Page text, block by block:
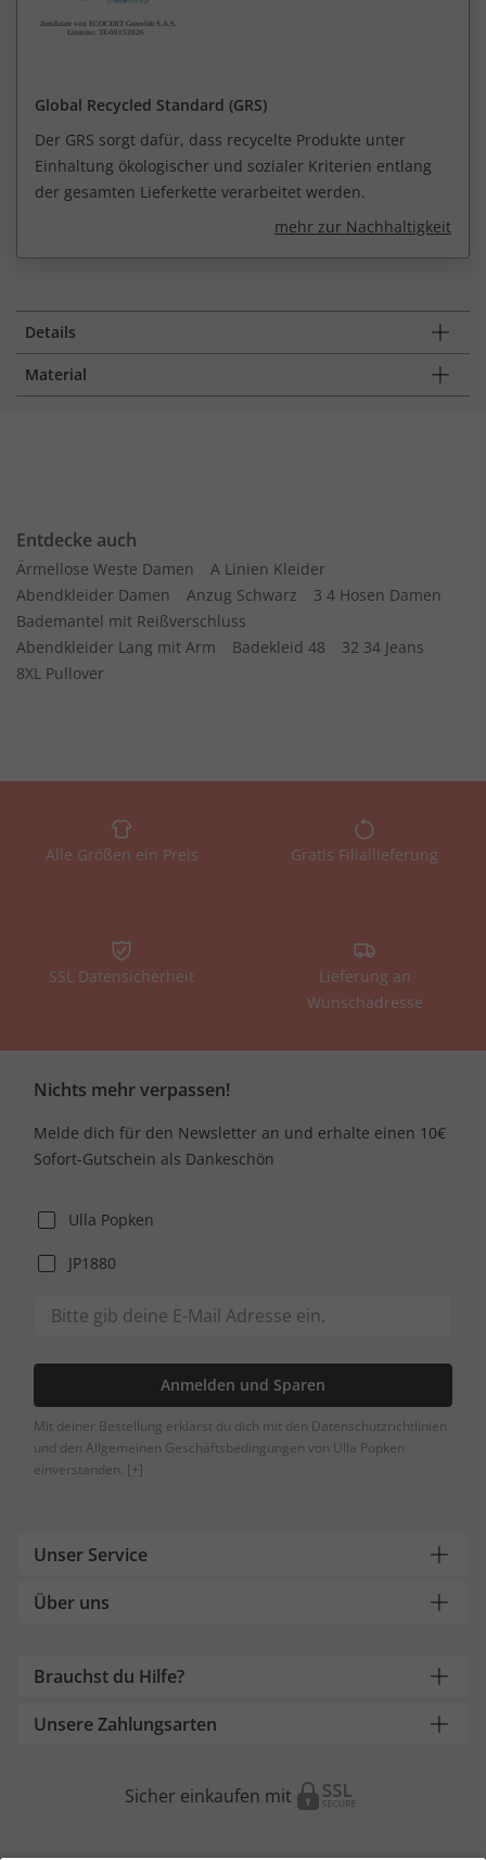
Global Recycled Standard (GRS)
Der GRS sorgt dafür, dass recycelte Produkte unter
Einhaltung ökologischer und sozialer Kriterien entlang
der gesamten Lieferkette verarbeitet werden.
mehr zur Nachhaltigkeit
Details
Material
Entdecke auch
Ärmellose Weste Damen
A Linien Kleider
Abendkleider Damen
Anzug Schwarz
3 4 Hosen Damen
Bademantel mit Reißverschluss
Abendkleider Lang mit Arm
Badekleid 48
32 34 Jeans
8XL Pullover
Alle Größen ein Preis Gratis Filiallieferung
SSL Datensicherheit
Lieferung an
Wunschadresse
Nichts mehr verpassen!
Melde dich für den Newsletter an und erhalte einen 10€
Sofort-Gutschein als Dankeschön
Ulla Popken
JP1880
Anmelden und Sparen
Mit deiner Bestellung erklärst du dich mit den Datenschutzrichtlinien
und den Allgemeinen Geschäftsbedingungen von Ulla Popken
einverstanden. [+]
Unser Service
Über uns
Brauchst du Hilfe?
Unsere Zahlungsarten
Sicher einkaufen mit